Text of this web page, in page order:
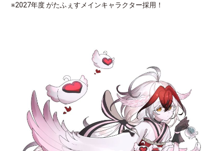
※2027年度 がたふぇすメインキャラクター採用！